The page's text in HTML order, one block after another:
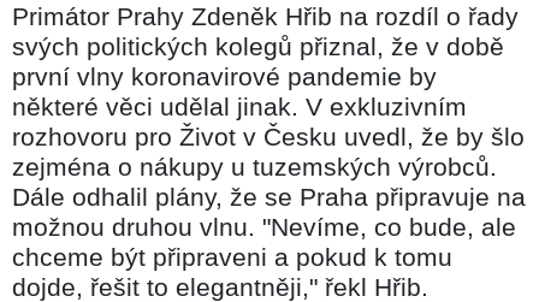
Primátor Prahy Zdeněk Hřib na rozdíl o řady
svých politických kolegů přiznal, že v době
první vlny koronavirové pandemie by
některé věci udělal jinak. V exkluzivním
rozhovoru pro Život v Česku uvedl, že by šlo
zejména o nákupy u tuzemských výrobců.
Dále odhalil plány, že se Praha připravuje na
možnou druhou vlnu. "Nevíme, co bude, ale
chceme být připraveni a pokud k tomu
dojde, řešit to elegantněji," řekl Hřib.